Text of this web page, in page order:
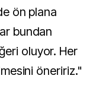
ön plana
bundan
oluyor. Her
öneririz."